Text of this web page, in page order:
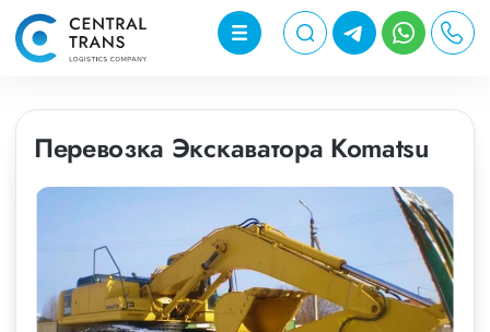
Перевозка Экскаватора Komatsu